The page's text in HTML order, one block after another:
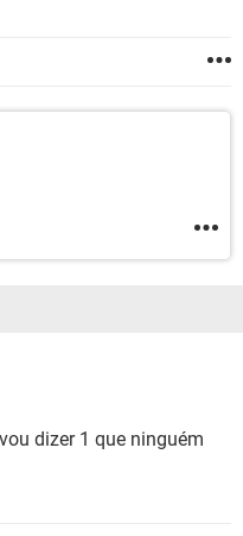
dizer 1 que ninguém